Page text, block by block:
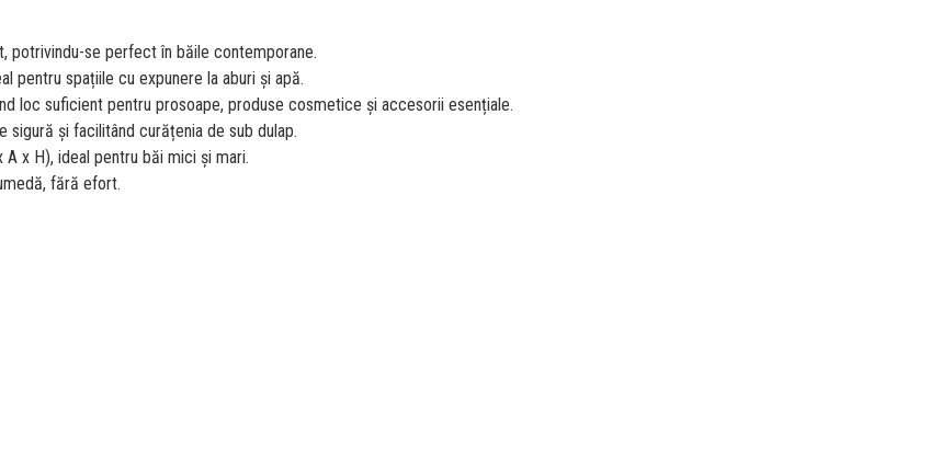
potrivindu-se perfect în băile contemporane.
pentru spațiile cu expunere la aburi și apă.
loc suficient pentru prosoape, produse cosmetice și accesorii esențiale.
sigură și facilitând curățenia de sub dulap.
x H), ideal pentru băi mici și mari.
fără efort.